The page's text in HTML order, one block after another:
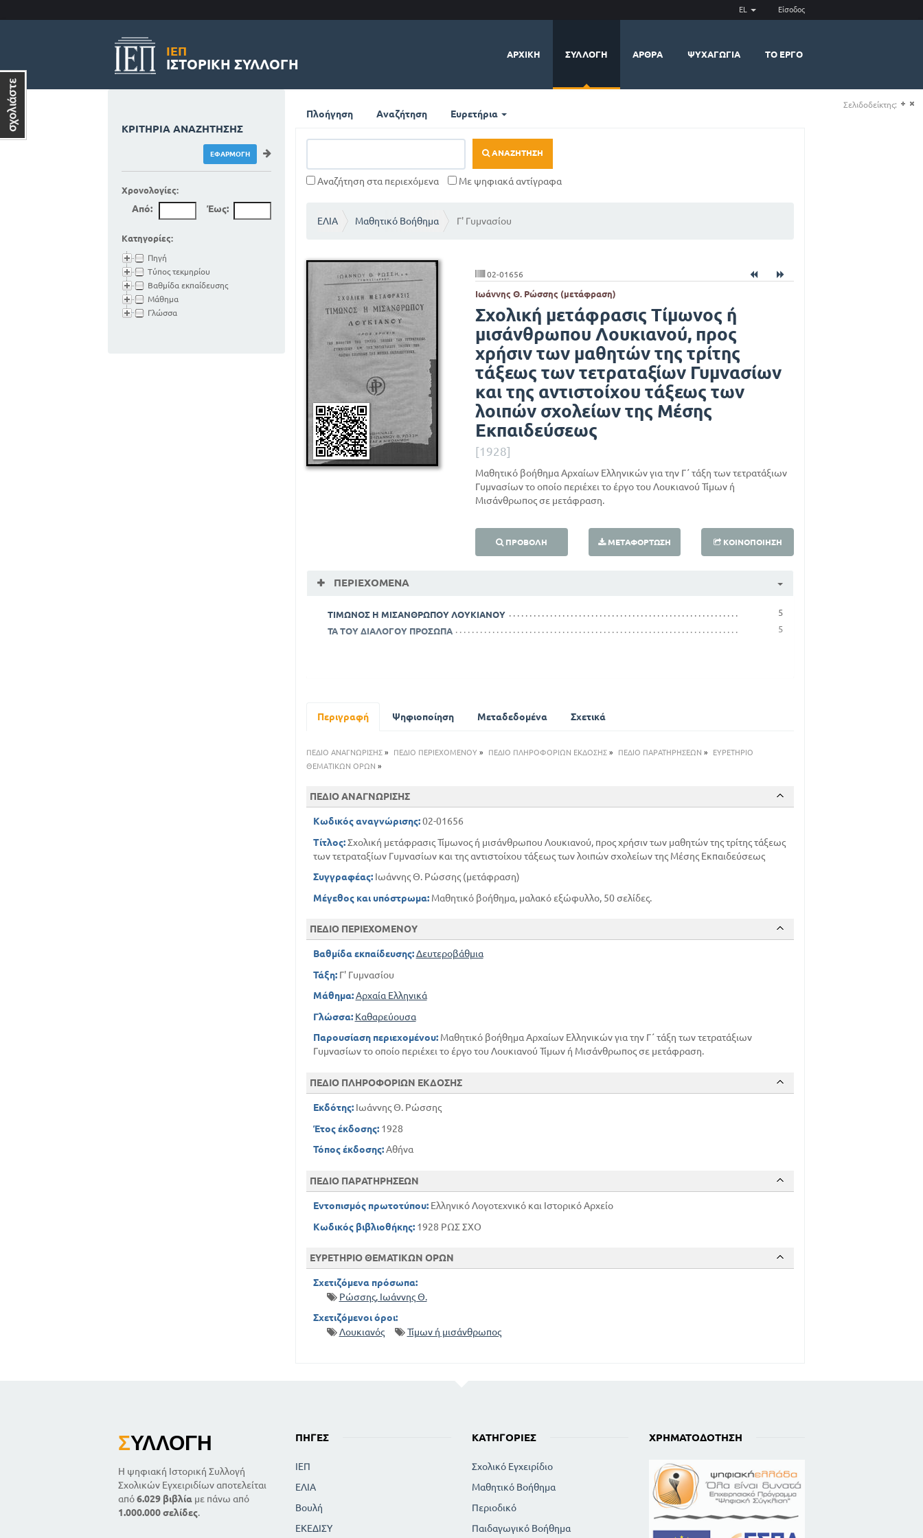
EL Είσοδος
ΙΕΠ
ΙΣΤΟΡΙΚΉ ΣΥΛΛΟΓΉ
ΑΡΧΙΚΉ ΣΥΛΛΟΓΉ ΆΡΘΡΑ ΨΥΧΑΓΩΓΊΑ ΤΟ ΈΡΓΟ
Πλοήγηση Αναζήτηση Ευρετήρια
ΑΝΑΖΉΤΗΣΗ
Αναζήτηση στα περιεχόμενα Με ψηφιακά αντίγραφα
ΕΛΙΑ Μαθητικό Βοήθημα Γ' Γυμνασίου
02-01656
Ιωάννης Θ. Ρώσσης (μετάφραση)
Σχολική μετάφρασις Τίμωνος ή
μισάνθρωπου Λουκιανού, προς
χρήσιν των μαθητών της τρίτης
τάξεως των τετραταξίων Γυμνασίων
και της αντιστοίχου τάξεως των
λοιπών σχολείων της Μέσης
Εκπαιδεύσεως
[1928]
Μαθητικό βοήθημα Αρχαίων Ελληνικών για την Γ΄ τάξη των τετρατάξιων
Γυμνασίων το οποίο περιέχει το έργο του Λουκιανού Τίμων ή
Μισάνθρωπος σε μετάφραση.
ΠΡΟΒΟΛΉ ΜΕΤΑΦΌΡΤΩΣΗ ΚΟΙΝΟΠΟΊΗΣΗ
ΠΕΡΙΕΧΌΜΕΝΑ
ΤΙΜΩΝΟΣ Η ΜΙΣΑΝΘΡΩΠΟΥ ΛΟΥΚΙΑΝΟΥ
5
ΤΑ ΤΟΥ ΔΙΑΛΟΓΟΥ ΠΡΟΣΩΠΑ
5
Περιγραφή Ψηφιοποίηση Μεταδεδομένα Σχετικά
ΠΕΔΙΟ ΑΝΑΓΝΩΡΙΣΗΣ» ΠΕΔΙΟ ΠΕΡΙΕΧΟΜΕΝΟΥ» ΠΕΔΙΟ ΠΛΗΡΟΦΟΡΙΩΝ ΕΚΔΟΣΗΣ» ΠΕΔΙΟ ΠΑΡΑΤΗΡΗΣΕΩΝ »
ΕΥΡΕΤΗΡΙΟ
ΘΕΜΑΤΙΚΩΝ ΟΡΩΝ »
ΠΕΔΙΟ ΑΝΑΓΝΩΡΙΣΗΣ
Κωδικός αναγνώρισης:02-01656
Τίτλος:Σχολική μετάφρασις Τίμωνος ή μισάνθρωπου Λουκιανού, προς χρήσιν των μαθητών της τρίτης τάξεως
των τετραταξίων Γυμνασίων και της αντιστοίχου τάξεως των λοιπών σχολείων της Μέσης Εκπαιδεύσεως
Συγγραφέας:Ιωάννης Θ. Ρώσσης (μετάφραση)
Μέγεθος και υπόστρωμα:Μαθητικό βοήθημα, μαλακό εξώφυλλο, 50 σελίδες.
ΠΕΔΙΟ ΠΕΡΙΕΧΟΜΕΝΟΥ
Βαθμίδα εκπαίδευσης: Δευτεροβάθμια
Τάξη:Γ' Γυμνασίου
Μάθημα: Αρχαία Ελληνικά
Γλώσσα: Καθαρεύουσα
Παρουσίαση περιεχομένου:Μαθητικό βοήθημα Αρχαίων Ελληνικών για την Γ΄ τάξη των τετρατάξιων
Γυμνασίων το οποίο περιέχει το έργο του Λουκιανού Τίμων ή Μισάνθρωπος σε μετάφραση.
ΠΕΔΙΟ ΠΛΗΡΟΦΟΡΙΩΝ ΕΚΔΟΣΗΣ
Εκδότης:Ιωάννης Θ. Ρώσσης
Έτος έκδοσης:1928
Τόπος έκδοσης:Αθήνα
ΠΕΔΙΟ ΠΑΡΑΤΗΡΗΣΕΩΝ
Εντοπισμός πρωτοτύπου:Ελληνικό Λογοτεχνικό και Ιστορικό Αρχείο
Κωδικός βιβλιοθήκης:1928 ΡΩΣ ΣΧΟ
ΕΥΡΕΤΗΡΙΟ ΘΕΜΑΤΙΚΩΝ ΟΡΩΝ
Σχετιζόμενα πρόσωπα:
Ρώσσης, Ιωάννης Θ.
Σχετιζόμενοι όροι:
Λουκιανός
Τίμων ή μισάνθρωπος
ΚΡΙΤΉΡΙΑ ΑΝΑΖΉΤΗΣΗΣ
Χρονολογίες:
Από: Έως:
Κατηγορίες:
Πηγή
Τύπος τεκμηρίου
Βαθμίδα εκπαίδευσης
Μάθημα
Γλώσσα
ΣΥΛΛΟΓΉ
Η ψηφιακή Ιστορική Συλλογή
Σχολικών Εγχειριδίων αποτελείται
από6.029 βιβλία με πάνω από
1.000.000 σελίδες.
ΠΗΓΈΣ
ΙΕΠ
ΕΛΙΑ
Βουλή
ΕΚΕΔΙΣΥ
ΚΑΤΗΓΟΡΊΕΣ
Σχολικό Εγχειρίδιο
Μαθητικό Βοήθημα
Περιοδικό
Παιδαγωγικό Βοήθημα
ΧΡΗΜΑΤΟΔΌΤΗΣΗ
Σελιδοδείκτης: